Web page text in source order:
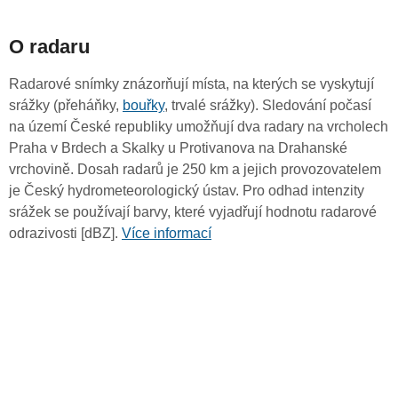
O radaru
Radarové snímky znázorňují místa, na kterých se vyskytují
srážky (přeháňky, bouřky, trvalé srážky). Sledování počasí
na území České republiky umožňují dva radary na vrcholech
Praha v Brdech a Skalky u Protivanova na Drahanské
vrchovině. Dosah radarů je 250 km a jejich provozovatelem
je Český hydrometeorologický ústav. Pro odhad intenzity
srážek se používají barvy, které vyjadřují hodnotu radarové
odrazivosti [dBZ]. Více informací